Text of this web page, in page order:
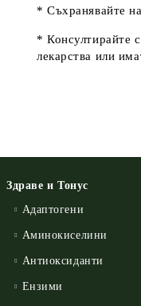
* Съхранявайте
* Консултирайте
лекарства или
Здраве и Тонус
Адаптогени
Аминокиселини
Антиоксиданти
Ензими